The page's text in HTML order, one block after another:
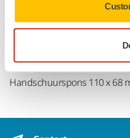
Handschuurspons 110 x 68